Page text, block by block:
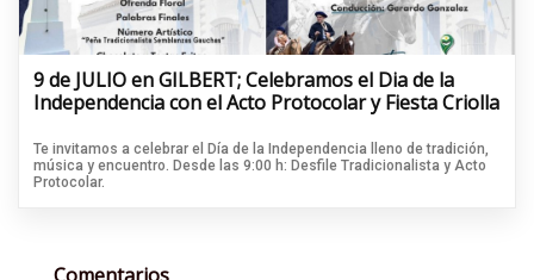
9 de JULIO en GILBERT; Celebramos el Dia de la
Independencia con el Acto Protocolar y Fiesta Criolla
Te invitamos a celebrar el Día de la Independencia lleno de tradición,
música y encuentro. Desde las 9:00 h: Desfile Tradicionalista y Acto
Protocolar.